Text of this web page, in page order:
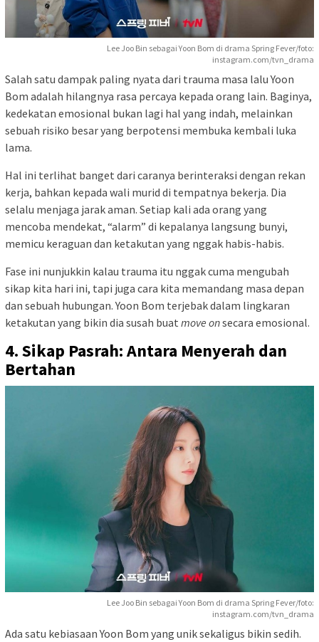
Lee Joo Bin sebagai Yoon Bom di drama Spring Fever/foto:
instagram.com/tvn_drama
Salah satu dampak paling nyata dari trauma masa lalu Yoon
Bom adalah hilangnya rasa percaya kepada orang lain. Baginya,
kedekatan emosional bukan lagi hal yang indah, melainkan
sebuah risiko besar yang berpotensi membuka kembali luka
lama.
Hal ini terlihat banget dari caranya berinteraksi dengan rekan
kerja, bahkan kepada wali murid di tempatnya bekerja. Dia
selalu menjaga jarak aman. Setiap kali ada orang yang
mencoba mendekat, “alarm” di kepalanya langsung bunyi,
memicu keraguan dan ketakutan yang nggak habis-habis.
Fase ini nunjukkin kalau trauma itu nggak cuma mengubah
sikap kita hari ini, tapi juga cara kita memandang masa depan
dan sebuah hubungan. Yoon Bom terjebak dalam lingkaran
ketakutan yang bikin dia susah buat move onsecara emosional.
4. Sikap Pasrah: Antara Menyerah dan
Bertahan
Lee Joo Bin sebagai Yoon Bom di drama Spring Fever/foto:
instagram.com/tvn_drama
Ada satu kebiasaan Yoon Bom yang unik sekaligus bikin sedih.